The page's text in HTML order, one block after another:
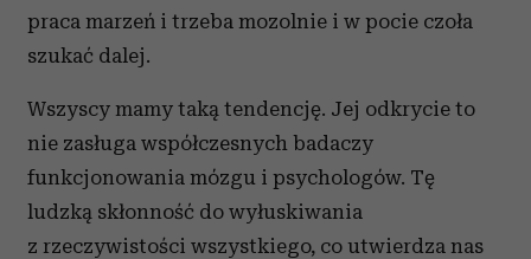
praca marzeń i trzeba mozolnie i w pocie czoła
szukać dalej.
Wszyscy mamy taką tendencję. Jej odkrycie to
nie zasługa współczesnych badaczy
funkcjonowania mózgu i psychologów. Tę
ludzką skłonność do wyłuskiwania
z rzeczywistości wszystkiego, co utwierdza nas